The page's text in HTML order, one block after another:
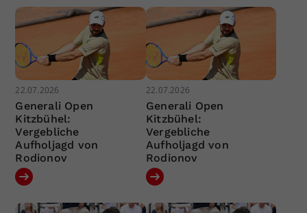
22.07.2026
Generali Open
Kitzbühel:
Vergebliche
Aufholjagd von
Rodionov
22.07.2026
Generali Open
Kitzbühel:
Vergebliche
Aufholjagd von
Rodionov